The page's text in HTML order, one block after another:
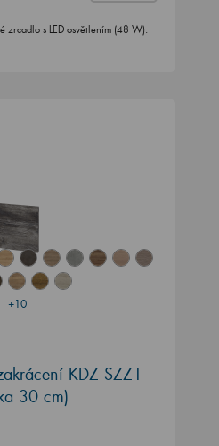
zrcadlo s LED osvětlením (48 W).
+10
KDZ SZZ1
30 cm)